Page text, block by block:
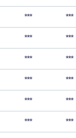
*** ***
*** ***
*** ***
*** ***
*** ***
*** ***